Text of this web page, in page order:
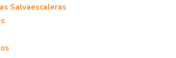
Salvaescaleras